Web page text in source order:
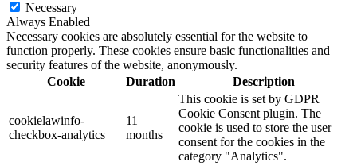
Necessary
Always Enabled
Necessary cookies are absolutely essential for the website to
function properly. These cookies ensure basic functionalities and
security features of the website, anonymously.
Cookie
Duration Description
cookielawinfo-
checkbox-analytics
11
months
This cookie is set by GDPR
Cookie Consent plugin. The
cookie is used to store the user
consent for the cookies in the
category "Analytics".